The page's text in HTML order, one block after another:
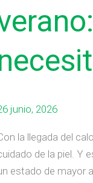
junio, 2026
la llegada del
de la piel. Y
estado de mayor